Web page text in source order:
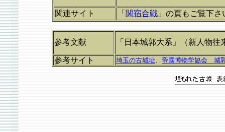
関連サイト 「 関宿合戦 」の頁もご覧下さ
参考文献 「日本城郭大系」（新人物
参考サイト 埼玉の古城址、 帝國博物学協会 城